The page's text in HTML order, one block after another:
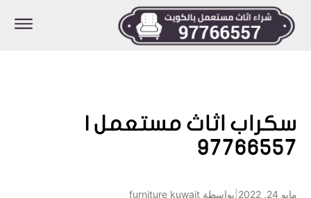
سكراب اثاث مستعمل |
97766557
مايو 24, 2022 بواسطة furniture kuwait